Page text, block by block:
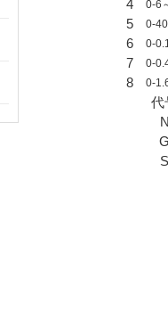
4 0-6
5 0-
6 0-
7 0-
8 0-
代
S